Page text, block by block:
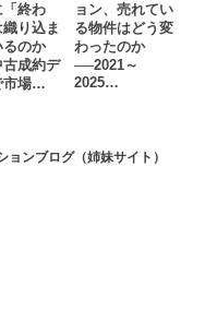
「終わ
織り込ま
るのか
成約デ
市場…
ョン、売れてい
る物件はどう変
わったのか
──2021～
2025…
ョンブログ（姉妹サイト）